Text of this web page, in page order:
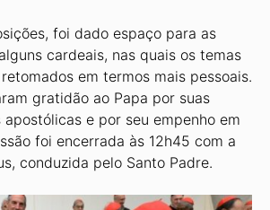
foi dado espaço para as
cardeais, nas quais os temas
em termos mais pessoais.
gratidão ao Papa por suas
e por seu empenho em
foi encerrada às 12h45 com a
conduzida pelo Santo Padre.